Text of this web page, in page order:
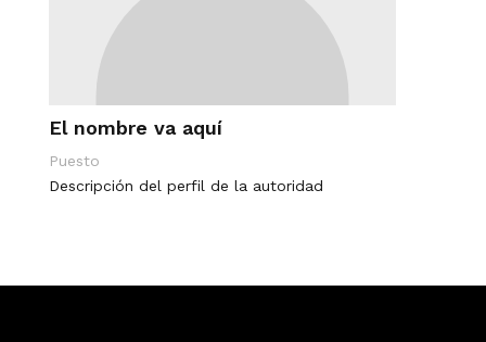
El nombre va aquí
Puesto
Descripción del perfil de la autoridad